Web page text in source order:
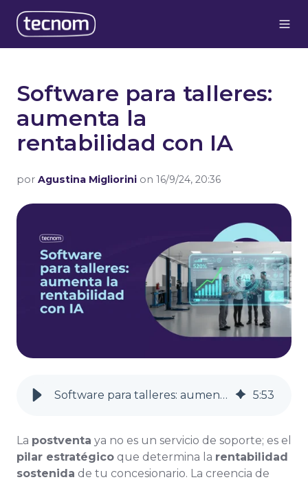
Software para talleres:
aumenta la
rentabilidad con IA
por Agustina Migliorini on 16/9/24, 20:36
Software para talleres: aumenta la rentabilidad con IA 5:53
La postventa ya no es un servicio de soporte; es el
pilar estratégico que determina la rentabilidad
sostenida de tu concesionario. La creencia de